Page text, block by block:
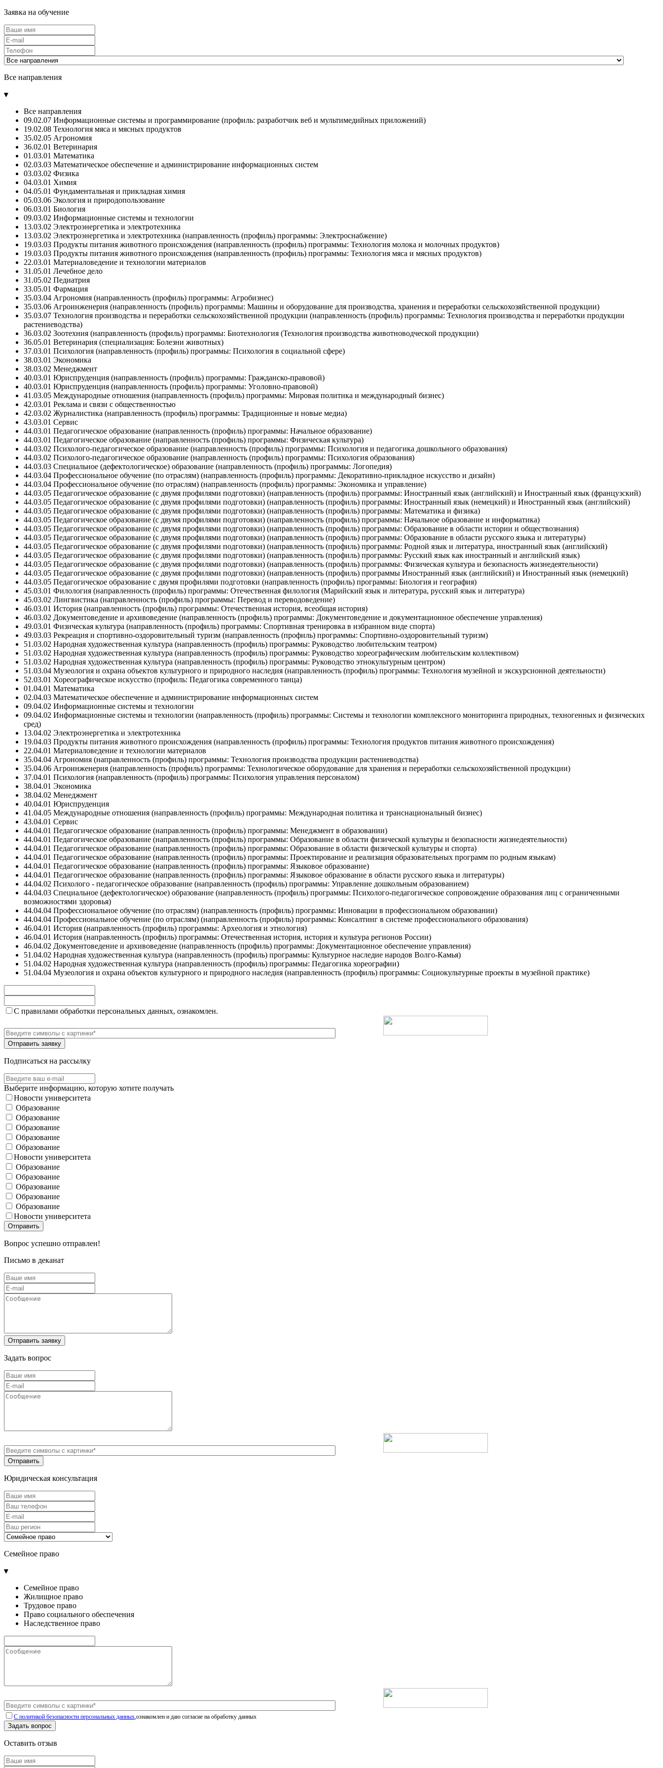
Заявка на обучение
Все направления
▾
Все направления
09.02.07 Информационные системы и программирование (профиль: разработчик веб и мультимедийных приложений)
19.02.08 Технология мяса и мясных продуктов
35.02.05 Агрономия
36.02.01 Ветеринария
01.03.01 Математика
02.03.03 Математическое обеспечение и администрирование информационных систем
03.03.02 Физика
04.03.01 Химия
04.05.01 Фундаментальная и прикладная химия
05.03.06 Экология и природопользование
06.03.01 Биология
09.03.02 Информационные системы и технологии
13.03.02 Электроэнергетика и электротехника
13.03.02 Электроэнергетика и электротехника (направленность (профиль) программы: Электроснабжение)
19.03.03 Продукты питания животного происхождения (направленность (профиль) программы: Технология молока и молочных продуктов)
19.03.03 Продукты питания животного происхождения (направленность (профиль) программы: Технология мяса и мясных продуктов)
22.03.01 Материаловедение и технологии материалов
31.05.01 Лечебное дело
31.05.02 Педиатрия
33.05.01 Фармация
35.03.04 Агрономия (направленность (профиль) программы: Агробизнес)
35.03.06 Агроинженерия (направленность (профиль) программы: Машины и оборудование для производства, хранения и переработки сельскохозяйственной продукции)
35.03.07 Технология производства и переработки сельскохозяйственной продукции (направленность (профиль) программы: Технология производства и переработки продукции
растениеводства)
36.03.02 Зоотехния (направленность (профиль) программы: Биотехнология (Технология производства животноводческой продукции)
36.05.01 Ветеринария (специализация: Болезни животных)
37.03.01 Психология (направленность (профиль) программы: Психология в социальной сфере)
38.03.01 Экономика
38.03.02 Менеджмент
40.03.01 Юриспруденция (направленность (профиль) программы: Гражданско-правовой)
40.03.01 Юриспруденция (направленность (профиль) программы: Уголовно-правовой)
41.03.05 Международные отношения (направленность (профиль) программы: Мировая политика и международный бизнес)
42.03.01 Реклама и связи с общественностью
42.03.02 Журналистика (направленность (профиль) программы: Традиционные и новые медиа)
43.03.01 Сервис
44.03.01 Педагогическое образование (направленность (профиль) программы: Начальное образование)
44.03.01 Педагогическое образование (направленность (профиль) программы: Физическая культура)
44.03.02 Психолого-педагогическое образование (направленность (профиль) программы: Психология и педагогика дошкольного образования)
44.03.02 Психолого-педагогическое образование (направленность (профиль) программы: Психология образования)
44.03.03 Специальное (дефектологическое) образование (направленность (профиль) программы: Логопедия)
44.03.04 Профессиональное обучение (по отраслям) (направленность (профиль) программы: Декоративно-прикладное искусство и дизайн)
44.03.04 Профессиональное обучение (по отраслям) (направленность (профиль) программы: Экономика и управление)
44.03.05 Педагогическое образование (с двумя профилями подготовки) (направленность (профиль) программы: Иностранный язык (английский) и Иностранный язык (французский)
44.03.05 Педагогическое образование (с двумя профилями подготовки) (направленность (профиль) программы: Иностранный язык (немецкий) и Иностранный язык (английский)
44.03.05 Педагогическое образование (с двумя профилями подготовки) (направленность (профиль) программы: Математика и физика)
44.03.05 Педагогическое образование (с двумя профилями подготовки) (направленность (профиль) программы: Начальное образование и информатика)
44.03.05 Педагогическое образование (с двумя профилями подготовки) (направленность (профиль) программы: Образование в области истории и обществознания)
44.03.05 Педагогическое образование (с двумя профилями подготовки) (направленность (профиль) программы: Образование в области русского языка и литературы)
44.03.05 Педагогическое образование (с двумя профилями подготовки) (направленность (профиль) программы: Родной язык и литература, иностранный язык (английский)
44.03.05 Педагогическое образование (с двумя профилями подготовки) (направленность (профиль) программы: Русский язык как иностранный и английский язык)
44.03.05 Педагогическое образование (с двумя профилями подготовки) (направленность (профиль) программы: Физическая культура и безопасность жизнедеятельности)
44.03.05 Педагогическое образование (с двумя профилями подготовки) (направленность (профиль) программы Иностранный язык (английский) и Иностранный язык (немецкий)
44.03.05 Педагогическое образование с двумя профилями подготовки (направленность (профиль) программы: Биология и география)
45.03.01 Филология (направленность (профиль) программы: Отечественная филология (Марийский язык и литература, русский язык и литература)
45.03.02 Лингвистика (направленность (профиль) программы: Перевод и переводоведение)
46.03.01 История (направленность (профиль) программы: Отечественная история, всеобщая история)
46.03.02 Документоведение и архивоведение (направленность (профиль) программы: Документоведение и документационное обеспечение управления)
49.03.01 Физическая культура (направленность (профиль) программы: Спортивная тренировка в избранном виде спорта)
49.03.03 Рекреация и спортивно-оздоровительный туризм (направленность (профиль) программы: Спортивно-оздоровительный туризм)
51.03.02 Народная художественная культура (направленность (профиль) программы: Руководство любительским театром)
51.03.02 Народная художественная культура (направленность (профиль) программы: Руководство хореографическим любительским коллективом)
51.03.02 Народная художественная культура (направленность (профиль) программы: Руководство этнокультурным центром)
51.03.04 Музеология и охрана объектов культурного и природного наследия (направленность (профиль) программы: Технология музейной и экскурсионной деятельности)
52.03.01 Хореографическое искусство (профиль: Педагогика современного танца)
01.04.01 Математика
02.04.03 Математическое обеспечение и администрирование информационных систем
09.04.02 Информационные системы и технологии
09.04.02 Информационные системы и технологии (направленность (профиль) программы: Системы и технологии комплексного мониторинга природных, техногенных и физических
сред)
13.04.02 Электроэнергетика и электротехника
19.04.03 Продукты питания животного происхождения (направленность (профиль) программы: Технология продуктов питания животного происхождения)
22.04.01 Материаловедение и технологии материалов
35.04.04 Агрономия (направленность (профиль) программы: Технология производства продукции растениеводства)
35.04.06 Агроинженерия (направленность (профиль) программы: Технологическое оборудование для хранения и переработки сельскохозяйственной продукции)
37.04.01 Психология (направленность (профиль) программы: Психология управления персоналом)
38.04.01 Экономика
38.04.02 Менеджмент
40.04.01 Юриспруденция
41.04.05 Международные отношения (направленность (профиль) программы: Международная политика и транснациональный бизнес)
43.04.01 Сервис
44.04.01 Педагогическое образование (направленность (профиль) программы: Менеджмент в образовании)
44.04.01 Педагогическое образование (направленность (профиль) программы: Образование в области физической культуры и безопасности жизнедеятельности)
44.04.01 Педагогическое образование (направленность (профиль) программы: Образование в области физической культуры и спорта)
44.04.01 Педагогическое образование (направленность (профиль) программы: Проектирование и реализация образовательных программ по родным языкам)
44.04.01 Педагогическое образование (направленность (профиль) программы: Языковое образование)
44.04.01 Педагогическое образование (направленность (профиль) программы: Языковое образование в области русского языка и литературы)
44.04.02 Психолого - педагогическое образование (направленность (профиль) программы: Управление дошкольным образованием)
44.04.03 Специальное (дефектологическое) образование (направленность (профиль) программы: Психолого-педагогическое сопровождение образования лиц с ограниченными
возможностями здоровья)
44.04.04 Профессиональное обучение (по отраслям) (направленность (профиль) программы: Инновации в профессиональном образовании)
44.04.04 Профессиональное обучение (по отраслям) (направленность (профиль) программы: Консалтинг в системе профессионального образования)
46.04.01 История (направленность (профиль) программы: Археология и этнология)
46.04.01 История (направленность (профиль) программы: Отечественная история, история и культура регионов России)
46.04.02 Документоведение и архивоведение (направленность (профиль) программы: Документационное обеспечение управления)
51.04.02 Народная художественная культура (направленность (профиль) программы: Культурное наследие народов Волго-Камья)
51.04.02 Народная художественная культура (направленность (профиль) программы: Педагогика хореографии)
51.04.04 Музеология и охрана объектов культурного и природного наследия (направленность (профиль) программы: Социокультурные проекты в музейной практике)
С правилами обработки персональных данных, ознакомлен.
Подписаться на рассылку
Выберите информацию, которую хотите получать
Новости университета
Образование
Образование
Образование
Образование
Образование
Новости университета
Образование
Образование
Образование
Образование
Образование
Новости университета
Вопрос успешно отправлен!
Письмо в деканат
Задать вопрос
Юридическая консультация
Семейное право
▾
Семейное право
Жилищное право
Трудовое право
Право социального обеспечения
Наследственное право
C политикой безопасности персональных данных,ознакомлен и даю согласие на обработку данных
Оставить отзыв